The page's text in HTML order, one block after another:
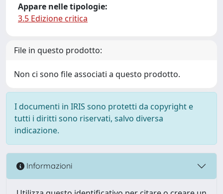
Appare nelle tipologie:
3.5 Edizione critica
File in questo prodotto:
Non ci sono file associati a questo prodotto.
I documenti in IRIS sono protetti da copyright e
tutti i diritti sono riservati, salvo diversa
indicazione.
Informazioni